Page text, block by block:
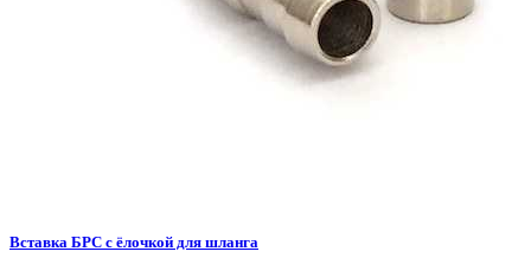
Вставка БРС с ёлочкой для шланга